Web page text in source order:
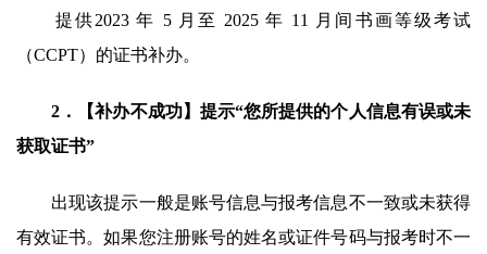
提供2023 年 5 月至 2025 年 11 月间书画等级考试
（CCPT）的证书补办。
2．【补办不成功】提示“您所提供的个人信息有误或未
获取证书”
出现该提示一般是账号信息与报考信息不一致或未获得
有效证书。如果您注册账号的姓名或证件号码与报考时不一